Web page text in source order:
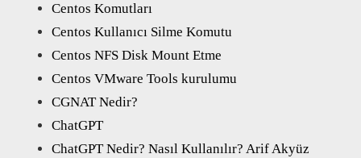
Centos Komutları
Centos Kullanıcı Silme Komutu
Centos NFS Disk Mount Etme
Centos VMware Tools kurulumu
CGNAT Nedir?
ChatGPT
ChatGPT Nedir? Nasıl Kullanılır? Arif Akyüz